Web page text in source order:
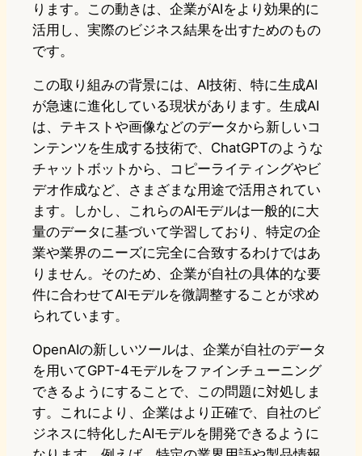
ります。この動きは、企業がAIをより効果的に
活用し、実際のビジネス結果を出すためのもの
です。
この取り組みの背景には、AI技術、特に生成AI
が急速に進化している現状があります。生成AI
は、テキストや画像などのデータから新しいコ
ンテンツを生成する技術で、ChatGPTのような
チャットボットから、コピーライティングやビ
デオ作成など、さまざまな用途で活用されてい
ます。しかし、これらのAIモデルは一般的に大
量のデータに基づいて学習しており、特定の企
業や業界のニーズに完全に合致するわけではあ
りません。そのため、企業が自社の具体的な要
件に合わせてAIモデルを微調整することが求め
られています。
OpenAIの新しいツールは、企業が自社のデータ
を用いてGPT-4モデルをファインチューニング
できるようにすることで、この問題に対処しま
す。これにより、企業はより正確で、自社のビ
ジネスに特化したAIモデルを開発できるように